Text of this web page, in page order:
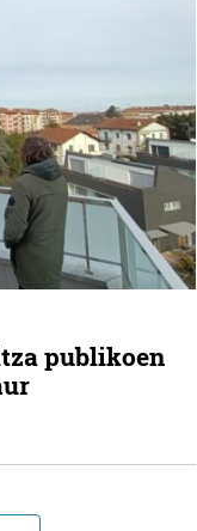
publikoen